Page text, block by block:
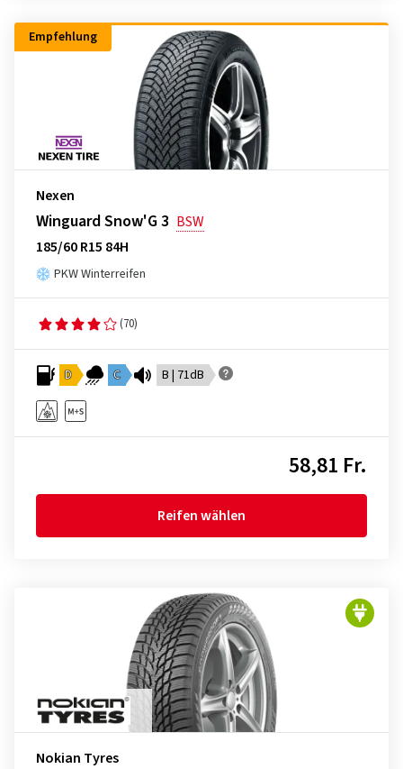
Empfehlung
Nexen
Winguard Snow'G 3 BSW
185/60 R15 84H
PKW Winterreifen
(70)
D C B | 71dB
58,81 Fr.
Reifen wählen
Nokian Tyres